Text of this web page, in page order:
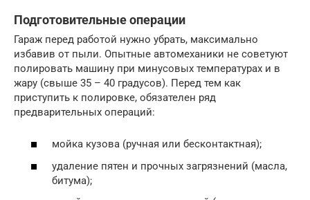
Подготовительные операции
Гараж перед работой нужно убрать, максимально
избавив от пыли. Опытные автомеханики не советуют
полировать машину при минусовых температурах и в
жару (свыше 35 – 40 градусов). Перед тем как
приступить к полировке, обязателен ряд
предварительных операций:
мойка кузова (ручная или бесконтактная);
удаление пятен и прочных загрязнений (масла,
битума);